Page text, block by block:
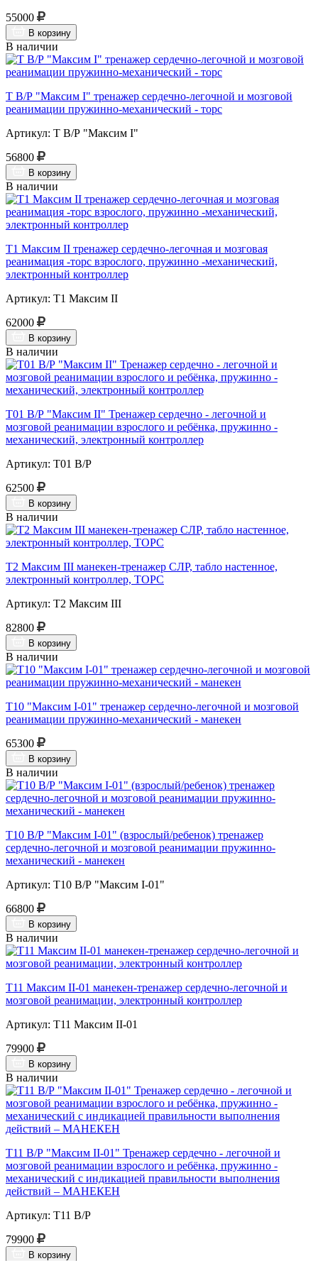
55000
В корзину
В наличии
Т В/Р "Максим I" тренажер сердечно-легочной и мозговой
реанимации пружинно-механический - торс
Артикул: Т В/Р "Максим I"
56800
В корзину
В наличии
Т1 Максим II тренажер сердечно-легочная и мозговая
реанимация -торс взрослого, пружинно -механический,
электронный контроллер
Артикул: Т1 Максим II
62000
В корзину
В наличии
Т01 В/Р "Максим II" Тренажер сердечно - легочной и
мозговой реанимации взрослого и ребёнка, пружинно -
механический, электронный контроллер
Артикул: Т01 В/Р
62500
В корзину
В наличии
Т2 Максим III манекен-тренажер СЛР, табло настенное,
электронный контроллер, ТОРС
Артикул: Т2 Максим III
82800
В корзину
В наличии
Т10 "Максим I-01" тренажер сердечно-легочной и мозговой
реанимации пружинно-механический - манекен
65300
В корзину
В наличии
Т10 В/Р "Максим I-01" (взрослый/ребенок) тренажер
сердечно-легочной и мозговой реанимации пружинно-
механический - манекен
Артикул: Т10 В/Р "Максим I-01"
66800
В корзину
В наличии
Т11 Максим II-01 манекен-тренажер сердечно-легочной и
мозговой реанимации, электронный контроллер
Артикул: Т11 Максим II-01
79900
В корзину
В наличии
Т11 В/Р "Максим II-01" Тренажер сердечно - легочной и
мозговой реанимации взрослого и ребёнка, пружинно -
механический с индикацией правильности выполнения
действий – МАНЕКЕН
Артикул: Т11 В/Р
79900
В корзину